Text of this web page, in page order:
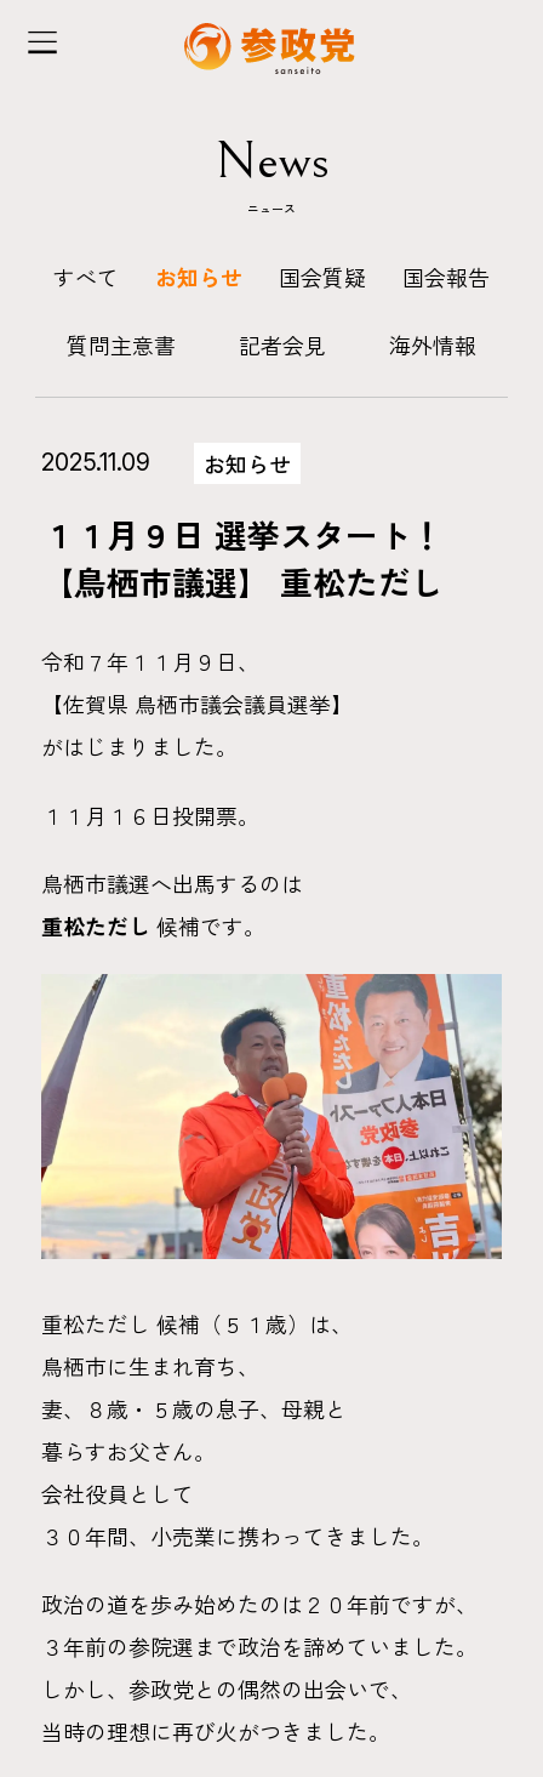
News
ニュース
すべて お知らせ 国会質疑 国会報告
質問主意書 記者会見 海外情報
2025.11.09 お知らせ
１１月９日 選挙スタート！
【鳥栖市議選】 重松ただし
令和７年１１月９日、
【佐賀県 鳥栖市議会議員選挙】
がはじまりました。
１１月１６日投開票。
鳥栖市議選へ出馬するのは
重松ただし 候補です。
重松ただし 候補（５１歳）は、
鳥栖市に生まれ育ち、
妻、８歳・５歳の息子、母親と
暮らすお父さん。
会社役員として
３０年間、小売業に携わってきました。
政治の道を歩み始めたのは２０年前ですが、
３年前の参院選まで政治を諦めていました。
しかし、参政党との偶然の出会いで、
当時の理想に再び火がつきました。